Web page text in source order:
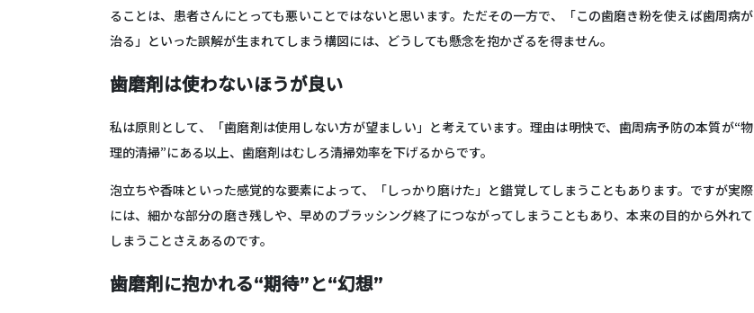
ることは、患者さんにとっても悪いことではないと思います。ただその一方で、「この歯磨き粉を使えば歯周病が
治る」といった誤解が生まれてしまう構図には、どうしても懸念を抱かざるを得ません。
歯磨剤は使わないほうが良い
私は原則として、「歯磨剤は使用しない方が望ましい」と考えています。理由は明快で、 歯周病予防の本質が“物
理的清掃”にある以上、歯磨剤はむしろ清掃効率を下げるからです。
泡立ちや香味といった感覚的な要素によって、「しっかり磨けた」と錯覚してしまうこともあります。ですが実際
には、細かな部分の磨き残しや、早めのブラッシング終了につながってしまうこともあり、本来の目的から外れて
しまうことさえあるのです。
歯磨剤に抱かれる“期待”と“幻想”